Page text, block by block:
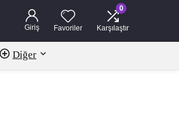
Giriş Favoriler
0
Karşılaştır
Diğer